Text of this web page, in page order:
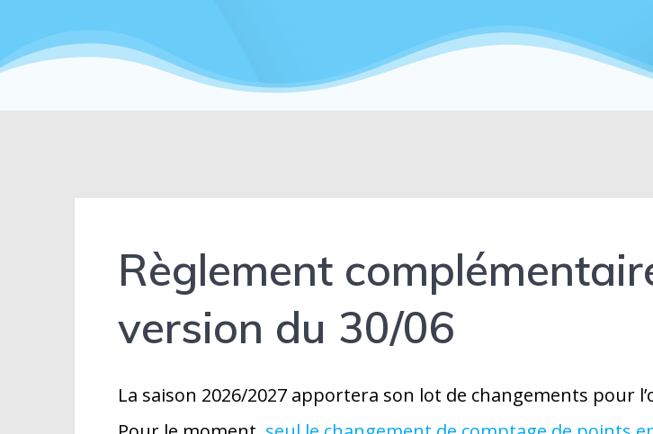
Règlement
version du 30/06
La saison 2026/2027 apportera son lot de changements pour